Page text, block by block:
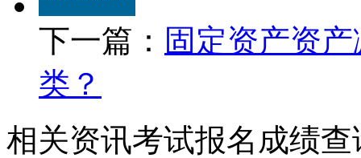
下一篇： 固定资产资
类？
相关资讯考试报名 成绩查